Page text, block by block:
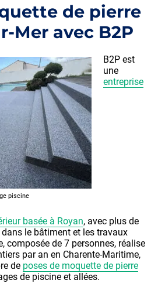
de pierre
Mer avec B2P
piscine
B2P est
une
entreprise
basée à Royan, avec plus de
dans le bâtiment et les travaux
composée de 7 personnes, réalise
par an en Charente-Maritime,
de poses de moquette de pierre
de piscine et allées.